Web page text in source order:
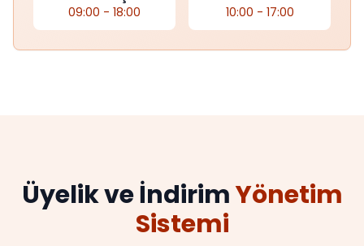
09:00 - 18:00
10:00 - 17:00
Üyelik ve İndirimYönetim
Sistemi